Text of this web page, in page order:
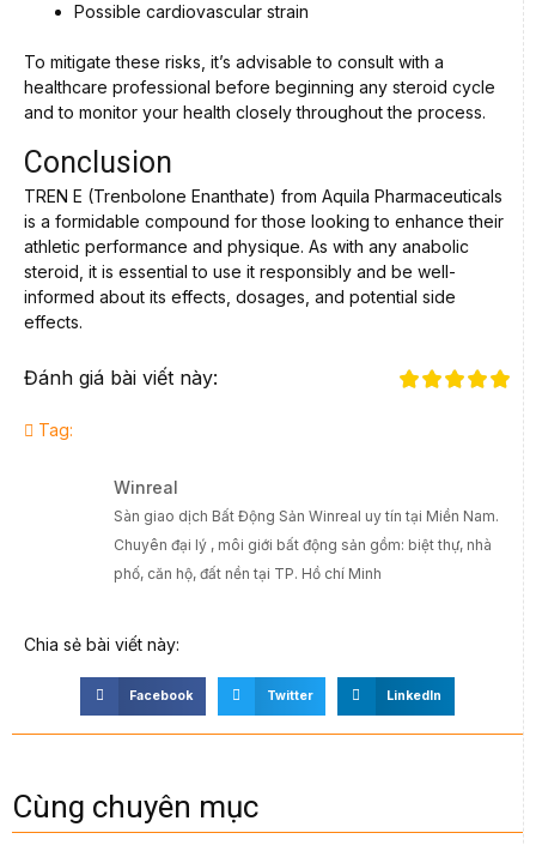
Possible cardiovascular strain
To mitigate these risks, it’s advisable to consult with a
healthcare professional before beginning any steroid cycle
and to monitor your health closely throughout the process.
Conclusion
TREN E (Trenbolone Enanthate) from Aquila Pharmaceuticals
is a formidable compound for those looking to enhance their
athletic performance and physique. As with any anabolic
steroid, it is essential to use it responsibly and be well-
informed about its effects, dosages, and potential side
effects.
Đánh giá bài viết này:
Tag:
Winreal
Sàn giao dịch Bất Động Sản Winreal uy tín tại Miền Nam.
Chuyên đại lý , môi giới bất động sản gồm: biệt thự, nhà
phố, căn hộ, đất nền tại TP. Hồ chí Minh
Chia sẻ bài viết này:
Facebook Twitter LinkedIn
Cùng chuyên mục